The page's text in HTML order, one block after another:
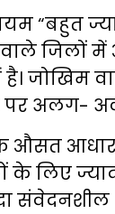
“बहुत
वाले
जोखिम
पर अलग-
औसत
के लिए